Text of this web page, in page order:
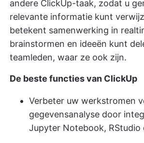
andere ClickUp-taak, zodat u
relevante informatie kunt
betekent samenwerking in
brainstormen en ideeën kunt
teamleden, waar ze ook zijn.
De beste functies van ClickUp
Verbeter uw werkstromen
gegevensanalyse door
Jupyter Notebook, RStudio